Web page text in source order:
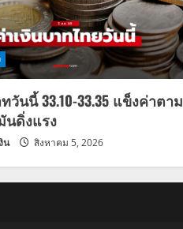
วันนี้ 33.10-33.35 แข็งค่าตาม
นดิ่งแรง
น สิงหาคม 5, 2026